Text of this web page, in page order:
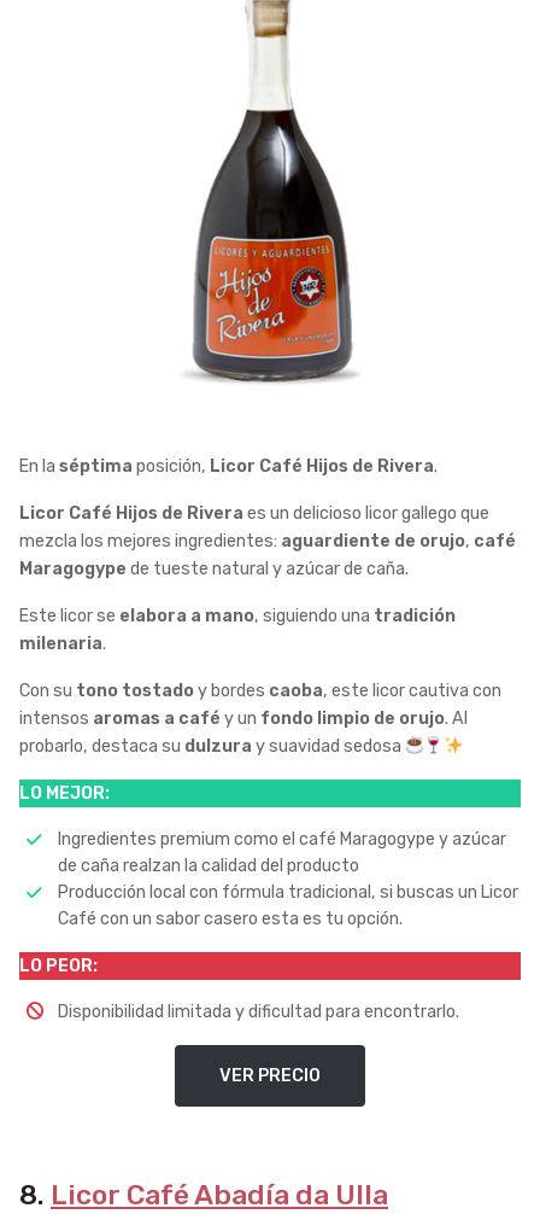
En la séptima posición, Licor Café Hijos de Rivera.
Licor Café Hijos de Rivera es un delicioso licor gallego que
mezcla los mejores ingredientes: aguardiente de orujo, café
Maragogype de tueste natural y azúcar de caña.
Este licor se elabora a mano, siguiendo una tradición
milenaria.
Con su tono tostadoy bordes caoba, este licor cautiva con
intensos aromas a café y un fondo limpio de orujo. Al
probarlo, destaca su dulzura y suavidad sedosa
LO MEJOR:
Ingredientes premium como el café Maragogype y azúcar
de caña realzan la calidad del producto
Producción local con fórmula tradicional, si buscas un Licor
Café con un sabor casero esta es tu opción.
LO PEOR:
Disponibilidad limitada y dificultad para encontrarlo.
VER PRECIO
8. Licor Café Abadía da Ulla